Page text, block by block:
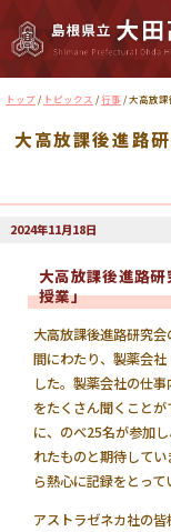
現
トップ / トピックス / 行事 /大高放
大高放課後進路
2024年11月18日
大高放課後進路
授業」
大高放課後進路研究
間にわたり、製薬会
した。製薬会社の仕
をたくさん聞くこと
に、のべ25名が参加
れたものと期待して
ら熱心に記録をとって
アストラゼネカ社の